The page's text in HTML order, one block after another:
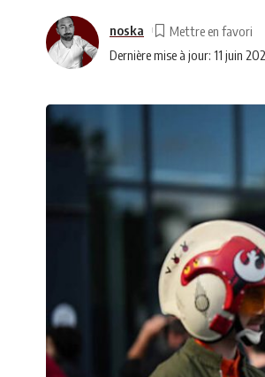
Dernière mise à jour: 11 juin
noska